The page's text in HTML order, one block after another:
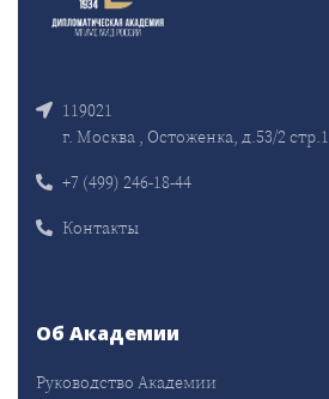
119021
г. Москва , Остоженка, д.53/2 стр.1
+7 (499) 246-18-44
Контакты
Об Академии
Руководство Академии